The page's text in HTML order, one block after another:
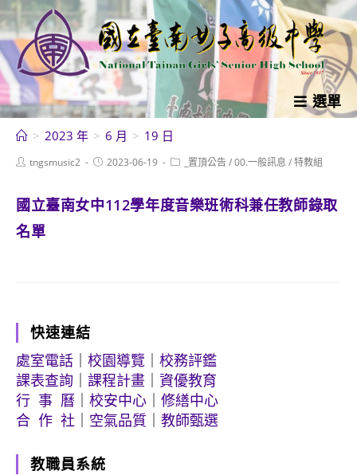
跳
轉
至
主
要
內
選單
> 2023 年 > 6 月 > 19 日
Posttngsmusic2
Post2023-06-19
Post _置頂公告/00.一般訊息 /特教組
國立臺南女中112學年度音樂班術科兼任教師錄取
名單
快速連結
處室電話
校園導覽
校務評鑑
課表查詢
課程計畫
資優教育
行 事 曆
校安中心
修繕中心
合 作 社
空氣品質 教師甄選
教職員系統